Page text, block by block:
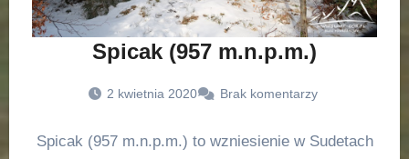
Spicak (957 m.n.p.m.)
2 kwietnia 2020 Brak komentarzy
Spicak (957 m.n.p.m.) to wzniesienie w Sudetach